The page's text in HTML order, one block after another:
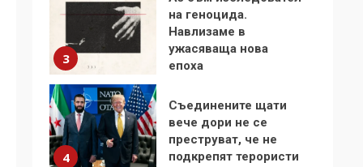
3
на геноцида.
Навлизаме в
ужасяваща нова
епоха
4
Съединените щати
вече дори не се
преструват, че не
подкрепят терористи